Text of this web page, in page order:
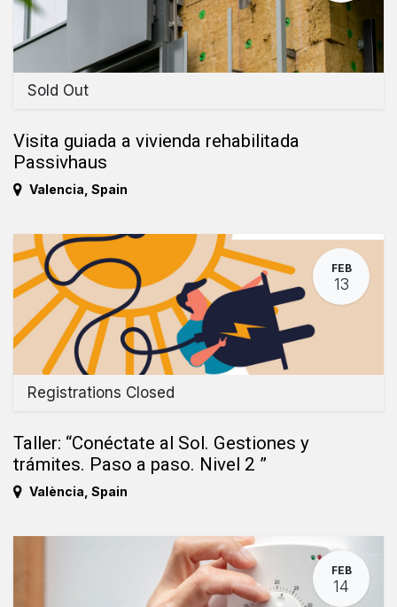
Sold Out
Visita guiada a vivienda rehabilitada
Passivhaus
Valencia Spain
FEB
13
Registrations Closed
Taller: “Conéctate al Sol. Gestiones y
trámites. Paso a paso. Nivel 2 ”
València Spain
FEB
14